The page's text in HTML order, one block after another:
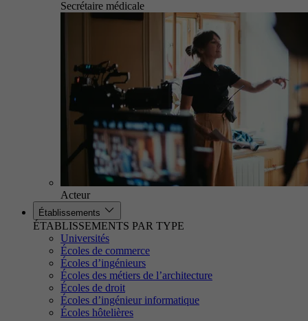
Secrétaire médicale
Acteur
Établissements
ÉTABLISSEMENTS PAR TYPE
Universités
Écoles de commerce
Écoles d’ingénieurs
Écoles des métiers de l’architecture
Écoles de droit
Écoles d’ingénieur informatique
Écoles hôtelières